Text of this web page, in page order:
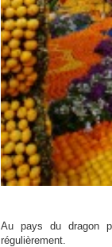
Au pays du dragon
régulièrement.